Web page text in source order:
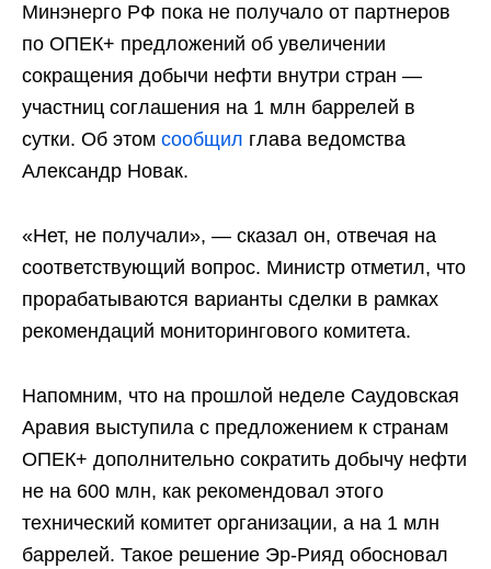
Минэнерго РФ пока не получало от партнеров
по ОПЕК+ предложений об увеличении
сокращения добычи нефти внутри стран —
участниц соглашения на 1 млн баррелей в
сутки. Об этом сообщил глава ведомства
Александр Новак.
«Нет, не получали», — сказал он, отвечая на
соответствующий вопрос. Министр отметил, что
прорабатываются варианты сделки в рамках
рекомендаций мониторингового комитета.
Напомним, что на прошлой неделе Саудовская
Аравия выступила с предложением к странам
ОПЕК+ дополнительно сократить добычу нефти
не на 600 млн, как рекомендовал этого
технический комитет организации, а на 1 млн
баррелей. Такое решение Эр-Рияд обосновал